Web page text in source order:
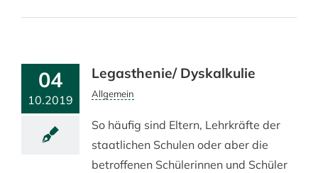
04
10.2019
Legasthenie/ Dyskalkulie
Allgemein
So häufig sind Eltern, Lehrkräfte der
staatlichen Schulen oder aber die
betroffenen Schülerinnen und Schüler